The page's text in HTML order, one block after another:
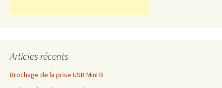
Articles récents
Brochage de la prise USB Mini B